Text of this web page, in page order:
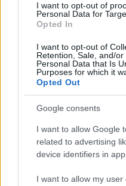
I want to opt-out of
Personal Data for
Opted In
I want to opt-out of
Retention, Sale, and/
Personal Data that Is
Purposes for which it
Opted Out
Google consents
I want to allow Google
related to advertising
device identifiers in
I want to allow my
Országos hírek
TÚLFOGYASZTÁS
FELHASZNÁLTA AZ
ÉVRE ELEGENDŐ